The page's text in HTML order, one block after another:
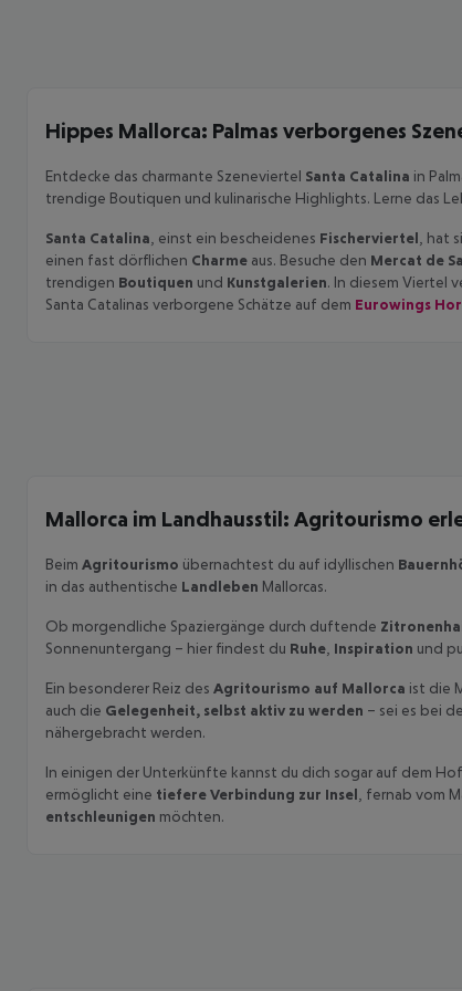
Hippes Mallorca: Palmas verborgenes
Entdecke das charmante Szeneviertel Santa Catalina in
trendige Boutiquen und kulinarische Highlights. Lerne das
Santa Catalina , einst ein bescheidenes Fischerviertel , hat
einen fast dörflichen Charme aus. Besuche den Mercat de
trendigen Boutiquen und Kunstgalerien. In diesem Viertel
Santa Catalinas verborgene Schätze auf dem Eurowings
Mallorca im Landhausstil: Agritourismo
Beim Agritourismo übernachtest du auf idyllischen
in das authentische Landleben Mallorcas.
Ob morgendliche Spaziergänge durch duftende
Sonnenuntergang – hier findest du Ruhe Inspiration und
Ein besonderer Reiz des Agritourismo auf Mallorca ist die
auch die Gelegenheit, selbst aktiv zu werden – sei es bei
nähergebracht werden.
In einigen der Unterkünfte kannst du dich sogar auf dem
ermöglicht eine tiefere Verbindung zur Insel , fernab vom
entschleunigen möchten.